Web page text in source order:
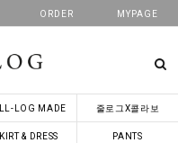
ORDER MYPAGE
LOG MADE 줄로그X콜라보
& DRESS PANTS